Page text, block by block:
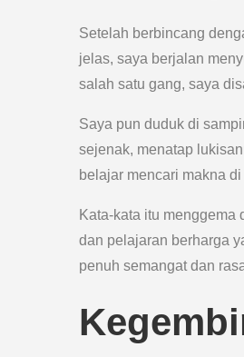
Setelah berbincang
jelas, saya berjalan
salah satu gang, saya
Saya pun duduk di
sejenak, menatap
belajar mencari makna
Kata-kata itu
dan pelajaran berharga
penuh semangat dan